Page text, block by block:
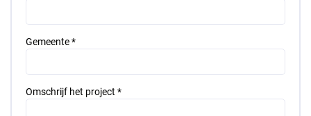
Gemeente *
Omschrijf het project *